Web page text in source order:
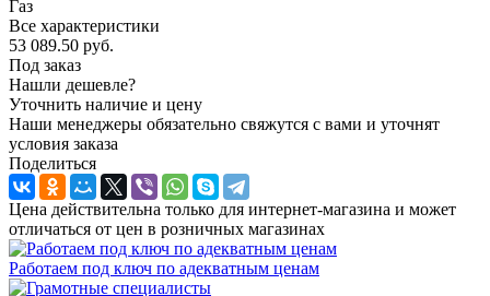
Газ
Все характеристики
53 089.50 руб.
Под заказ
Нашли дешевле?
Уточнить наличие и цену
Наши менеджеры обязательно свяжутся с вами и уточнят
условия заказа
Поделиться
Цена действительна только для интернет-магазина и может
отличаться от цен в розничных магазинах
Работаем под ключ по адекватным ценам